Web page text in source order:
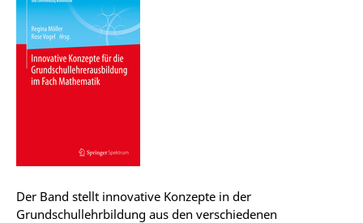
Der Band stellt innovative Konzepte in der
Grundschullehrbildung aus den verschiedenen